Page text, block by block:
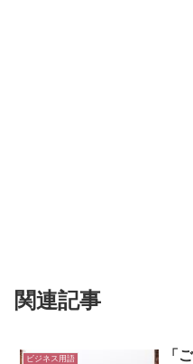
関連記事
ビジネス用語
「